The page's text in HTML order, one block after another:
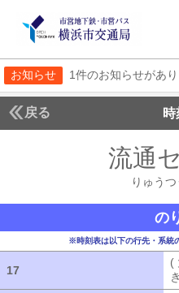
お知らせ 1件のお知らせがあ
戻る
流通
りゅう
の
※時刻表は以下の行先・系統
17
(
き